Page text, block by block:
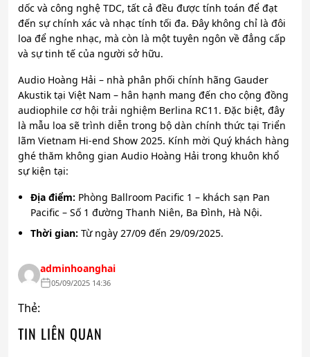
dốc và công nghệ TDC, tất cả đều được tính toán để đạt
đến sự chính xác và nhạc tính tối đa. Đây không chỉ là đôi
loa để nghe nhạc, mà còn là một tuyên ngôn về đẳng cấp
và sự tinh tế của người sở hữu.
Audio Hoàng Hải – nhà phân phối chính hãng Gauder
Akustik tại Việt Nam – hân hạnh mang đến cho cộng đồng
audiophile cơ hội trải nghiệm Berlina RC11. Đặc biệt, đây
là mẫu loa sẽ trình diễn trong bộ dàn chính thức tại Triển
lãm Vietnam Hi-end Show 2025. Kính mời Quý khách hàng
ghé thăm không gian Audio Hoàng Hải trong khuôn khổ
sự kiện tại:
Địa điểm: Phòng Ballroom Pacific 1 – khách sạn Pan
Pacific – Số 1 đường Thanh Niên, Ba Đình, Hà Nội.
Thời gian: Từ ngày 27/09 đến 29/09/2025.
adminhoanghai
05/09/2025 14:36
Thẻ:
TIN LIÊN QUAN